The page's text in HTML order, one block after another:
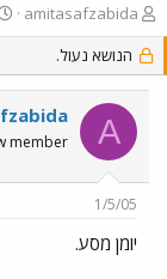
פ
ו
ת
ח
נ
ו
א
amitasafzabida
הנושא נעול.
A
member
1/5/05
יומן מסע.